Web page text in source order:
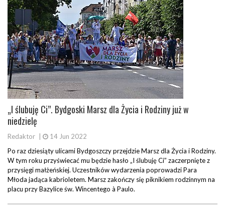
„I ślubuję Ci”. Bydgoski Marsz dla Życia i Rodziny już w
niedzielę
Redaktor
14 Jun 2022
Po raz dziesiąty ulicami Bydgoszczy przejdzie Marsz dla Życia i Rodziny.
W tym roku przyświecać mu będzie hasło „I ślubuję Ci” zaczerpnięte z
przysięgi małżeńskiej. Uczestników wydarzenia poprowadzi Para
Młoda jadąca kabrioletem. Marsz zakończy się piknikiem rodzinnym na
placu przy Bazylice św. Wincentego à Paulo.